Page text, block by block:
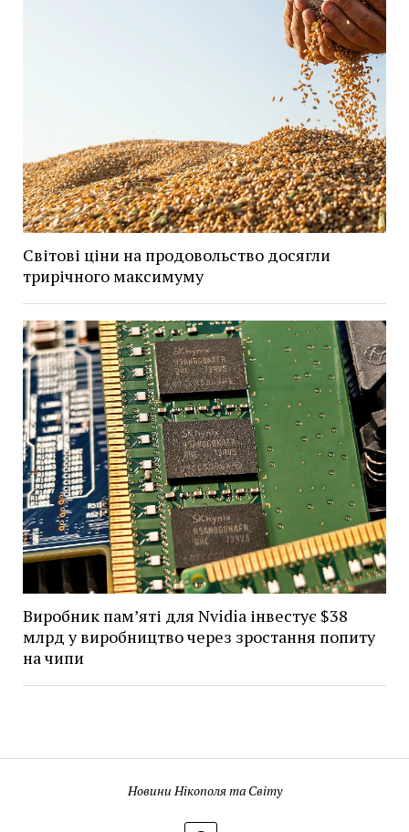
Світові ціни на продовольство досягли
трирічного максимуму
Виробник пам’яті для Nvidia інвестує $38
млрд у виробництво через зростання попиту
на чипи
Новини Нікополя та Світу